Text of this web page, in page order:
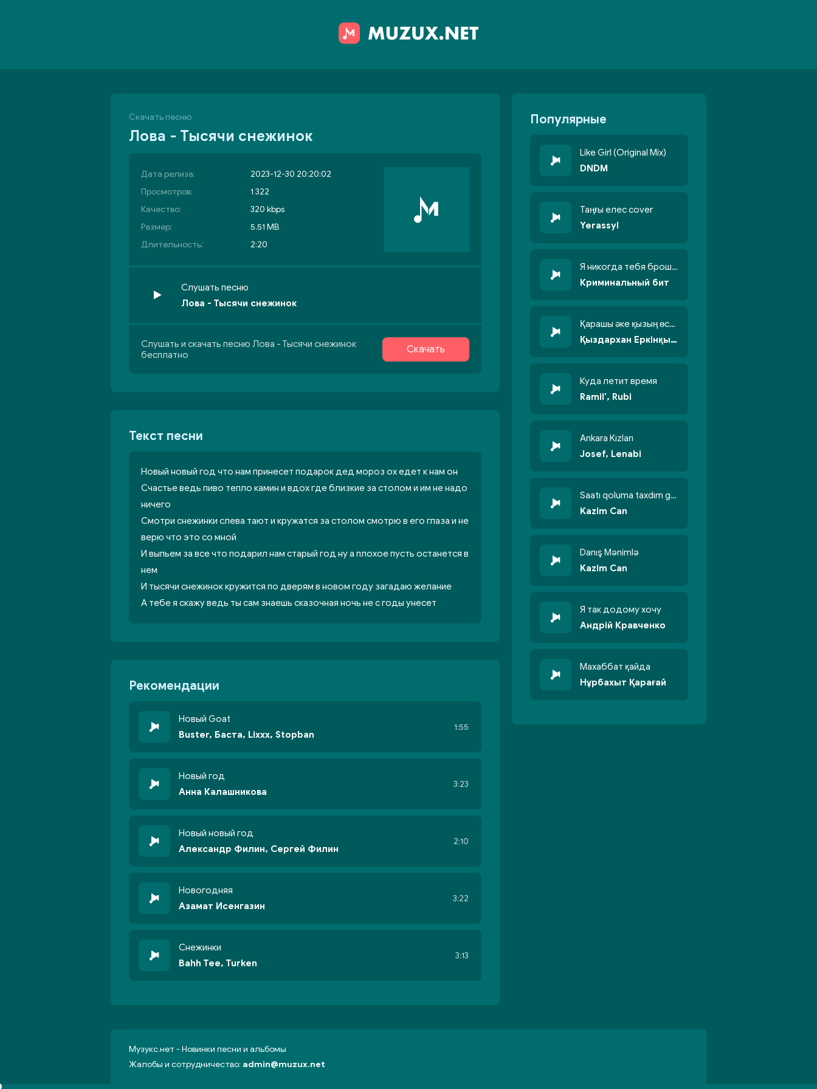
Скачать песню
Лова - Тысячи снежинок
Дата релиза:
2023-12-30 20:20:02
Просмотров:
1 322
Качество:
320 kbps
Размер:
5.51 MB
Длительность:
2:20
Слушать песню
Лова - Тысячи снежинок
Слушать и скачать песню Лова - Тысячи снежинок
бесплатно
Скачать
Текст песни
Новый новый год что нам принесет подарок дед мороз ох едет к нам он
Счастье ведь пиво тепло камин и вдох где близкие за столом и им не надо
ничего
Смотри снежинки слева тают и кружатся за столом смотрю в его глаза и не
верю что это со мной
И выпьем за все что подарил нам старый год ну а плохое пусть останется в
нем
И тысячи снежинок кружится по дверям в новом году загадаю желание
А тебе я скажу ведь ты сам знаешь сказочная ночь не с годы унесет
Рекомендации
Новый Goat
Buster, Баста, Lixxx, Stopban
1:55
Новый год
Анна Калашникова
3:23
Новый новый год
Александр Филин, Сергей Филин
2:10
Новогодняя
Азамат Исенгазин
3:22
Снежинки
Bahh Tee, Turken
3:13
Популярные
Like Girl (Original Mix)
DNDM
Таңғы елес cover
Yerassyl
Я никогда тебя брошу никогда не кину
Криминальный бит
Қарашы әке қызың өсті бойжеттіп
Қыздархан Еркінқызы
Куда летит время
Ramil', Rubi
Ankara Kızları
Josef, Lenabi
Saatı qoluma taxdım göyün üzünə qalxdım
Kazim Can
Danış Mənimlə
Kazim Can
Я так додому хочу
Андрій Кравченко
Махаббат қайда
Нұрбахыт Қарағай
Музукс.нет - Новинки песни и альбомы
Жалобы и сотрудничество: admin@muzux.net